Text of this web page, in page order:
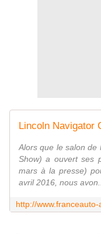
Alors que le salon de
Show) a ouvert ses
mars à la presse)
avril 2016, nous avon...